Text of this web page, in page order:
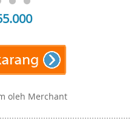
oleh Merchant